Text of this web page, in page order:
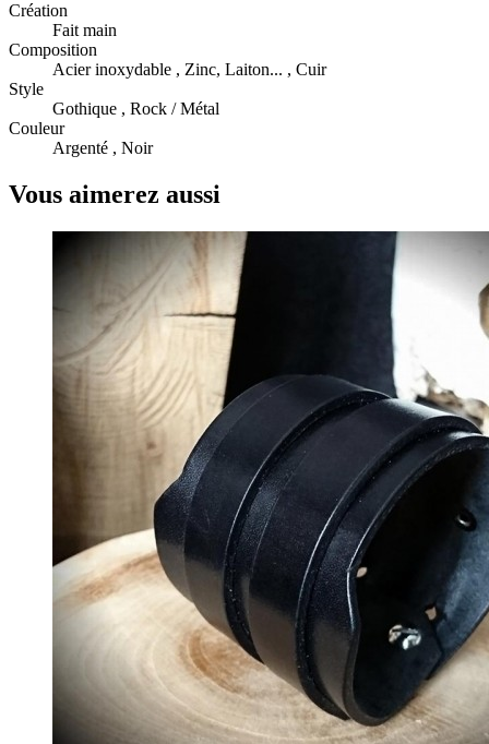
Création
Fait main
Composition
Acier inoxydable , Zinc, Laiton... , Cuir
Style
Gothique , Rock / Métal
Couleur
Argenté , Noir
Vous aimerez aussi